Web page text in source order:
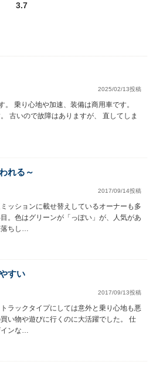
3.7
2025/02/13投稿
乗り心地や加速、装備は商用車です。
古いので故障はありますが、 直してしま
れる～
2017/09/14投稿
ッションに載せ替えしているオーナーも多
。色はグリーンが「っぽい」が、人気があ
落ちし…
すい
2017/09/13投稿
ラックタイプにしては意外と乗り心地も悪
い物や遊びに行くのに大活躍でした。 仕
インな…